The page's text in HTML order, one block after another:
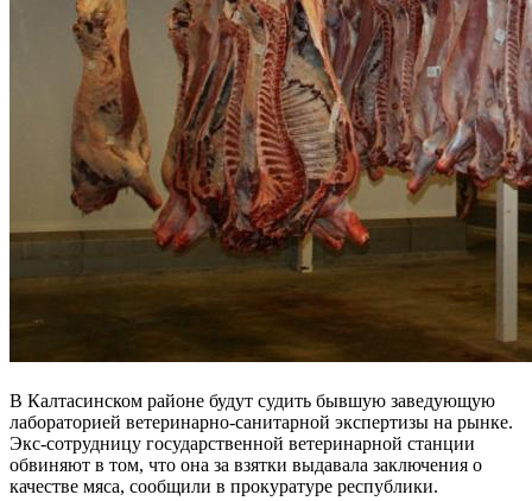
В Калтасинском районе будут судить бывшую заведующую
лабораторией ветеринарно-санитарной экспертизы на рынке.
Экс-сотрудницу государственной ветеринарной станции
обвиняют в том, что она за взятки выдавала заключения о
качестве мяса, сообщили в прокуратуре республики.